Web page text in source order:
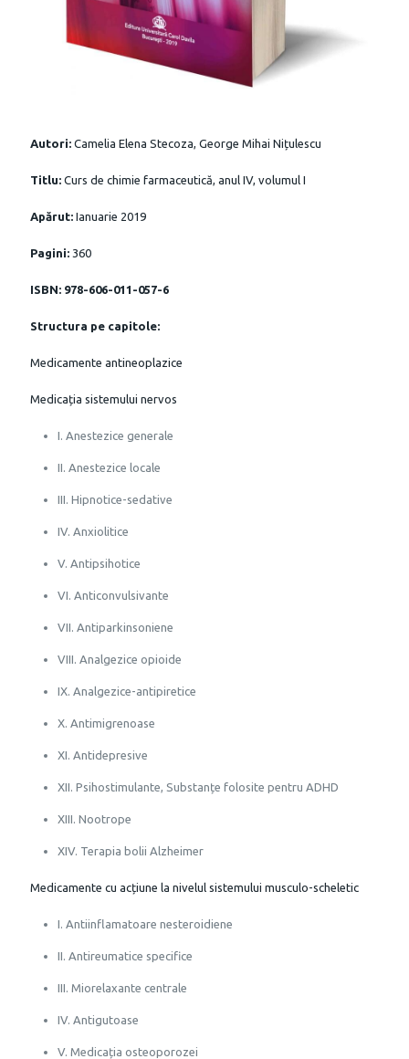
Autori: Camelia Elena Stecoza, George Mihai Nițulescu
Titlu: Curs de chimie farmaceutică, anul IV, volumul I
Apărut: Ianuarie 2019
Pagini: 360
ISBN: 978-606-011-057-6
Structura pe capitole:
Medicamente antineoplazice
Medicația sistemului nervos
I. Anestezice generale
II. Anestezice locale
III. Hipnotice-sedative
IV. Anxiolitice
V. Antipsihotice
VI. Anticonvulsivante
VII. Antiparkinsoniene
VIII. Analgezice opioide
IX. Analgezice-antipiretice
X. Antimigrenoase
XI. Antidepresive
XII. Psihostimulante, Substanțe folosite pentru ADHD
XIII. Nootrope
XIV. Terapia bolii Alzheimer
Medicamente cu acțiune la nivelul sistemului musculo-scheletic
I. Antiinflamatoare nesteroidiene
II. Antireumatice specifice
III. Miorelaxante centrale
IV. Antigutoase
V. Medicația osteoporozei